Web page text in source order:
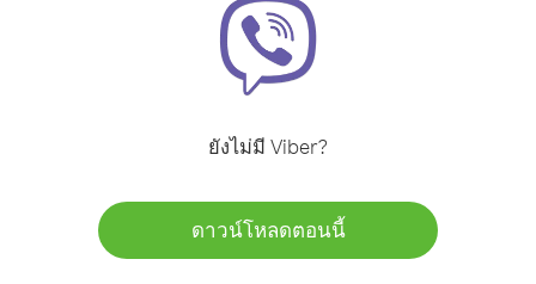
ยังไม่มี Viber?
ดาวน์โหลดตอนนี้